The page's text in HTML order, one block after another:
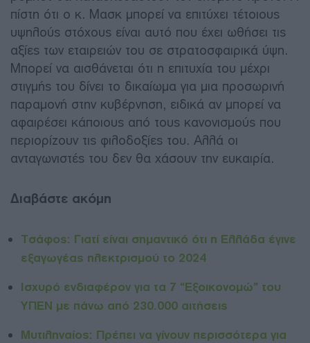
πίστη ότι ο κ. Μασκ μπορεί να επιτύχει τέτοιους
υψηλούς στόχους είναι αυτό που έχει ωθήσει τις
αξίες των εταιρειών του σε στρατοσφαιρικά ύψη.
Μπορεί να αισθάνεται ότι η επιτυχία του μέχρι
στιγμής του δίνει το δικαίωμα για μια προσωρινή
παραμονή στην κυβέρνηση, ειδικά αν μπορεί να
αφαιρέσει κάποιους από τους κανονισμούς που
περιορίζουν τις φιλοδοξίες του. Αλλά οι
ανταγωνιστές του δεν θα χάσουν την ευκαιρία.
Διαβάστε ακόμη
Τσάφος: Γιατί είναι σημαντικό ότι η Ελλάδα έγινε
εξαγωγέας ηλεκτρισμού το 2024
Ισχυρό ενδιαφέρον για τα 7 “Εξοικονομώ” του
ΥΠΕΝ με πάνω από 230.000 αιτήσεις
Μυτιληναίος: Πρέπει να γίνουν περισσότερα για